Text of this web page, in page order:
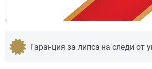
Гаранция за липса на следи от